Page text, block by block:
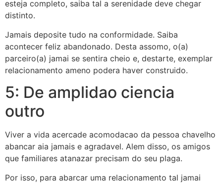
esteja completo, saiba tal a serenidade deve chegar
distinto.
Jamais deposite tudo na conformidade. Saiba
acontecer feliz abandonado. Desta assomo, o(a)
parceiro(a) jamai se sentira cheio e, destarte, exemplar
relacionamento ameno podera haver construido.
5: De amplidao ciencia
outro
Viver a vida acercade acomodacao da pessoa chavelho
abancar aia jamais e agradavel. Alem disso, os amigos
que familiares atanazar precisam do seu plaga.
Por isso, para abarcar uma relacionamento tal jamai